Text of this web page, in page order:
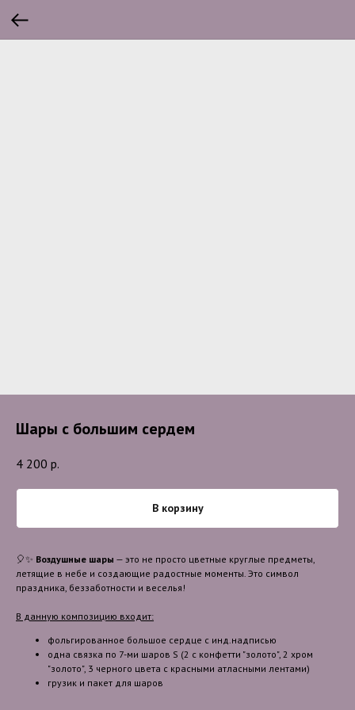
Шары с большим сердем
4 200 р.
В корзину
🎈✨ Воздушные шары — это не просто цветные круглые предметы,
летящие в небе и создающие радостные моменты. Это символ
праздника, беззаботности и веселья!
В данную композицию входит:
фольгированное большое сердце с инд.надписью
одна связка по 7-ми шаров S (2 с конфетти "золото", 2 хром
"золото", 3 черного цвета с красными атласными лентами)
грузик и пакет для шаров